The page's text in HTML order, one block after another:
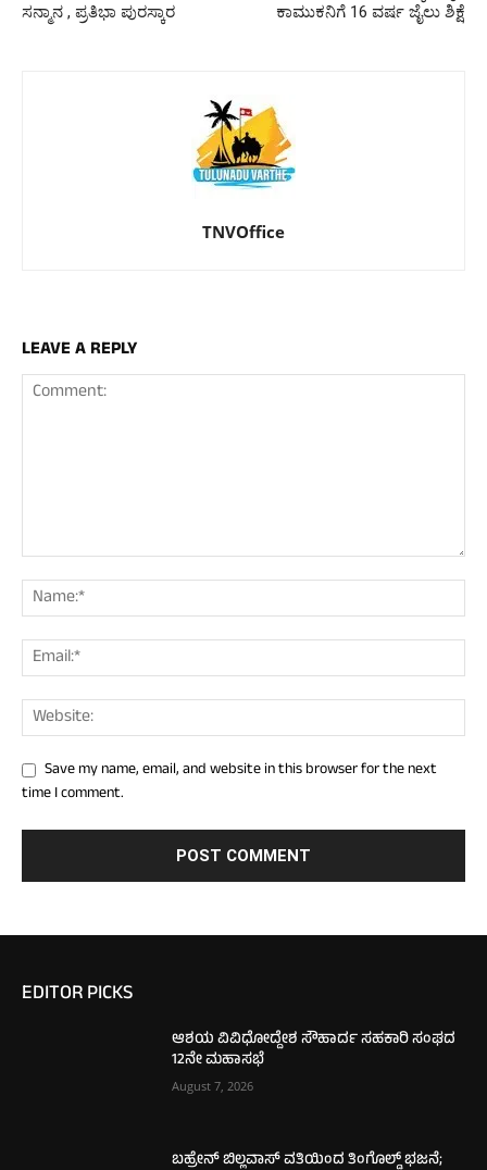
ಸನ್ಮಾನ , ಪ್ರತಿಭಾ ಪುರಸ್ಕಾರ
ಕಾಮುಕನಿಗೆ 16 ವರ್ಷ ಜೈಲು ಶಿಕ್ಷೆ
TNVOffice
LEAVE A REPLY
Save my name, email, and website in this browser for the next
time I comment.
EDITOR PICKS
ಆಶಯ ವಿವಿಧೋದ್ದೇಶ ಸೌಹಾರ್ದ ಸಹಕಾರಿ ಸಂಘದ
12ನೇ ಮಹಾಸಭೆ
August 7, 2026
ಬಹ್ರೇನ್ ಬಿಲ್ಲವಾಸ್ ವತಿಯಿಂದ ತಿಂಗೊಲ್ಡ್ ಭಜನೆ;